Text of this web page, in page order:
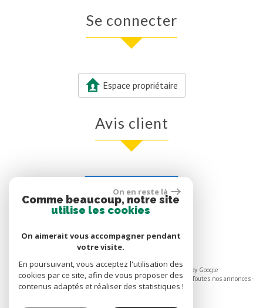
se connecter
Espace propriétaire
avis client
0 avis
© 2026 | Tous droits réservés | Traduction powered by Google
Plan du site- Mentions légales-Nos honoraires-Liens- Admin Toutes nos annonces-
Politique RGPD
On en reste là
Comme beaucoup, notre site
utilise les cookies
On aimerait vous accompagner pendant
votre visite.
En poursuivant, vous acceptez l'utilisation des
cookies par ce site, afin de vous proposer des
contenus adaptés et réaliser des statistiques !